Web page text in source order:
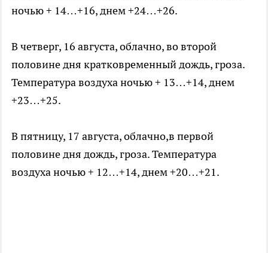
ночью + 14…+16, днем +24…+26.
В четверг, 16 августа, облачно, во второй
половине дня кратковременный дождь, гроза.
Температура воздуха ночью + 13…+14, днем
+23…+25.
В пятницу, 17 августа, облачно,в первой
половине дня дождь, гроза. Температура
воздуха ночью + 12…+14, днем +20…+21.